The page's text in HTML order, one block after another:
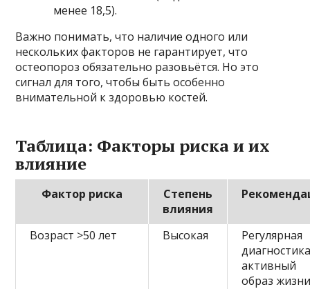
менее 18,5).
Важно понимать, что наличие одного или
нескольких факторов не гарантирует, что
остеопороз обязательно разовьётся. Но это
сигнал для того, чтобы быть особенно
внимательной к здоровью костей.
Таблица: Факторы риска и их
влияние
Фактор риска
Степень
влияния
Возраст >50 лет Высокая
Регулярная
активный
образ